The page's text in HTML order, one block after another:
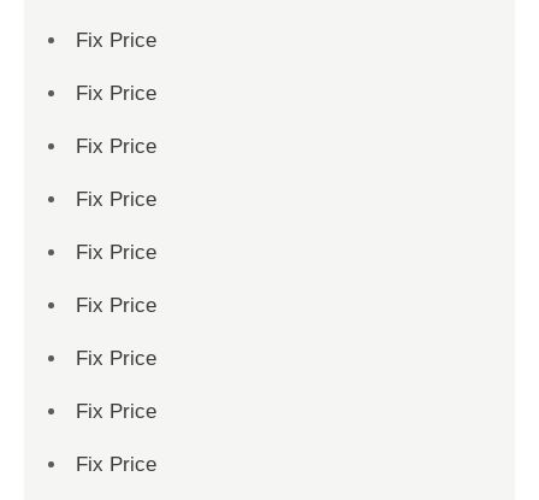
Fix Price
Fix Price
Fix Price
Fix Price
Fix Price
Fix Price
Fix Price
Fix Price
Fix Price